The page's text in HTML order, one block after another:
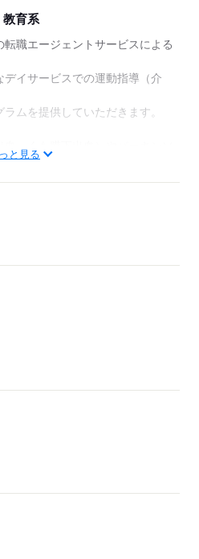
からぴったりな求人をご紹
面接日の調整だけでなく、
の交渉もサポートします。
。
教育系
職エージェントサービスによる
イサービスでの運動指導（介
ムを提供していただきます。
患った方向けのリハビリと機能訓
す。
動指導サポート
ビスの運動指導のため、食事や
が運営しておりますので、各種
しております。
と見る